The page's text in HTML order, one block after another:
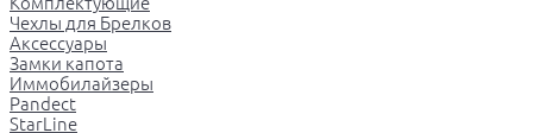
Чехлы для Брелков
Аксессуары
Замки капота
Иммобилайзеры
Pandect
StarLine